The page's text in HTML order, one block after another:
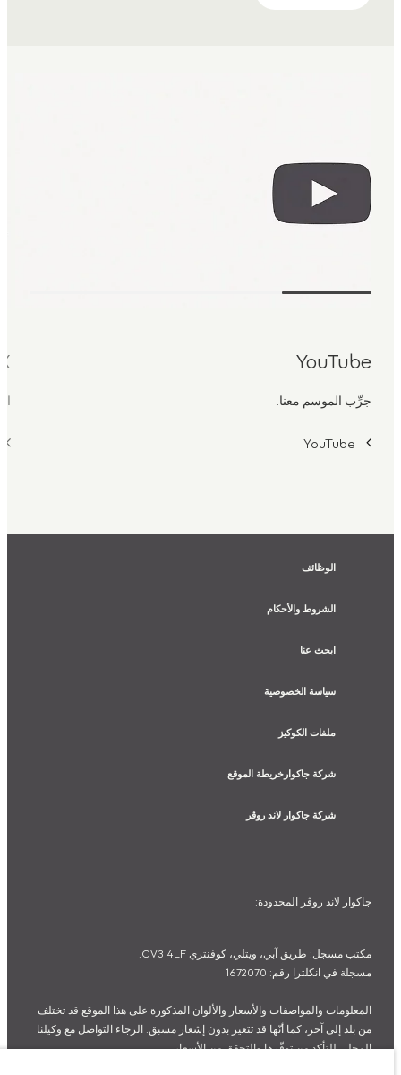
YouTube
جرِّب الموسم معنا.
YouTube
الوظائف
الشروط والأحكام
ابحث عنا
سياسة الخصوصية
ملفات الكوكيز
شركة جاكوارخريطة الموقع
شركة جاكوار لاند روڤر
جاكوار لاند روڨر المحدودة:
مكتب مسجل: طريق آبي، ويتلي، كوفنتري CV3 4LF.
مسجلة في انكلترا رقم: 1672070
المعلومات والمواصفات والأسعار والألوان المذكورة على هذا الموقع قد تختلف
من بلد إلى آخر، كما أنّها قد تتغير بدون إشعار مسبق. الرجاء التواصل مع وكيلنا
المحلي للتأكد من توفّرها والتحقق من الأسعار.